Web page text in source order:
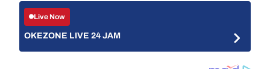
Live Now
OKEZONE LIVE 24 JAM